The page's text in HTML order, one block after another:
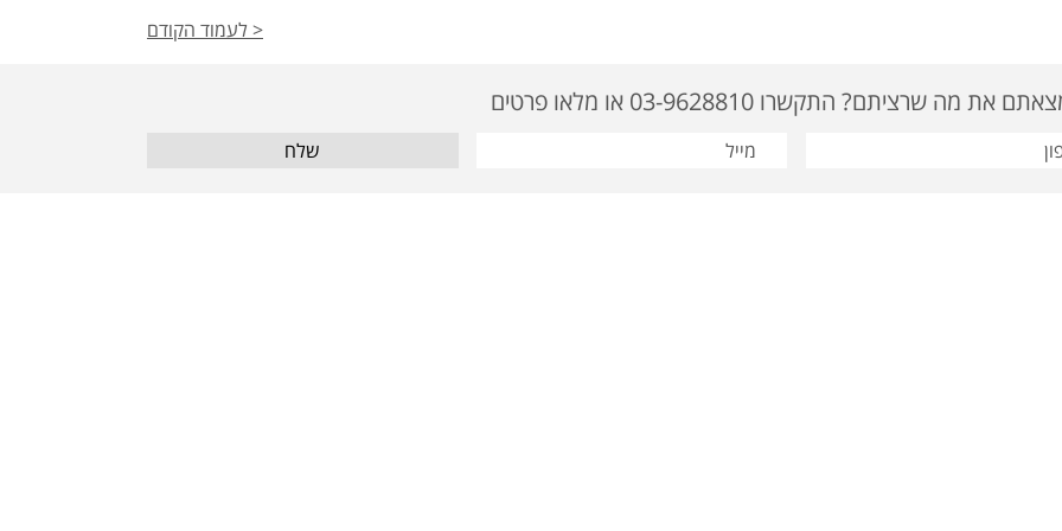
< לעמוד הקודם
את מה שרציתם? התקשרו 03-9628810 או מלאו פרטים
שלח